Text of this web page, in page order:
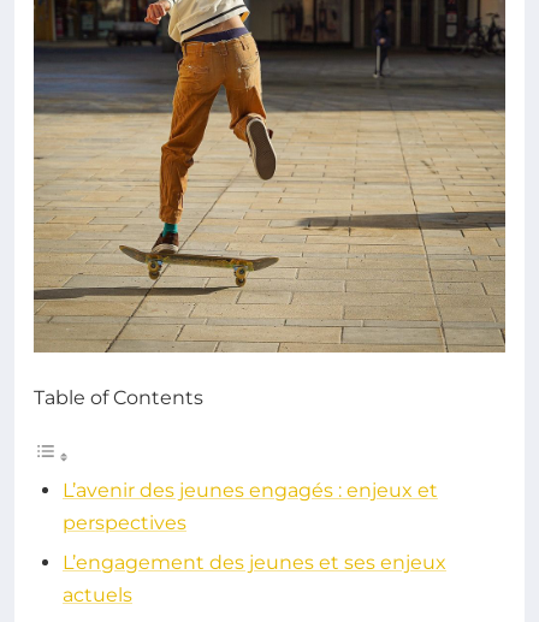
Table of Contents
L’avenir des jeunes engagés : enjeux et
perspectives
L’engagement des jeunes et ses enjeux
actuels